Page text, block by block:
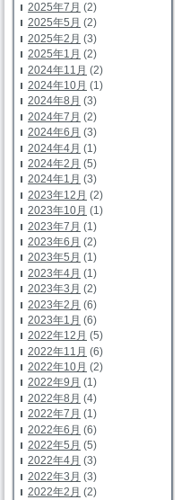
2025年7月 (2)
2025年5月 (2)
2025年2月 (3)
2025年1月 (2)
2024年11月 (2)
2024年10月 (1)
2024年8月 (3)
2024年7月 (2)
2024年6月 (3)
2024年4月 (1)
2024年2月 (5)
2024年1月 (3)
2023年12月 (2)
2023年10月 (1)
2023年7月 (1)
2023年6月 (2)
2023年5月 (1)
2023年4月 (1)
2023年3月 (2)
2023年2月 (6)
2023年1月 (6)
2022年12月 (5)
2022年11月 (6)
2022年10月 (2)
2022年9月 (1)
2022年8月 (4)
2022年7月 (1)
2022年6月 (6)
2022年5月 (5)
2022年4月 (3)
2022年3月 (3)
2022年2月 (2)